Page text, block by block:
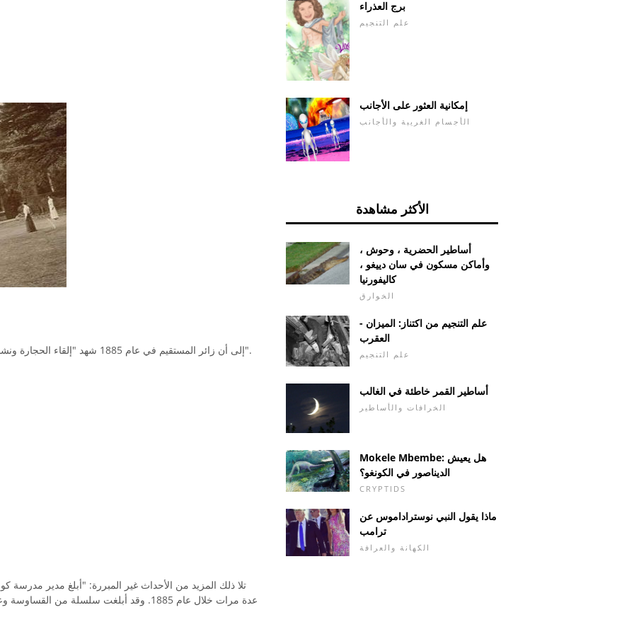
إلى أن زائر المستقيم في عام 1885 شهد "إلقاء الحجارة ونشاط بولتيرجي مماثل".
تلا ذلك المزيد من الأحداث غير المبررة: "أبلغ مدير
عدة مرات خلال عام 1885. وقد أبلغت سلسلة
برج العذراء
علم التنجيم
إمكانية العثور على الأجانب
الأجسام الغريبة والأجانب
الأكثر مشاهدة
أساطير الحضرية ، وحوش ،
وأماكن مسكون في سان دييغو ،
كاليفورنيا
الخوارق
علم التنجيم من اكتناز: الميزان -
العقرب
علم التنجيم
أساطير القمر خاطئة في الغالب
الخرافات والأساطير
Mokele Mbembe: هل يعيش
الديناصور في الكونغو؟
CRYPTIDS
ماذا يقول النبي نوستراداموس عن
ترامب
الكهانة والعرافة